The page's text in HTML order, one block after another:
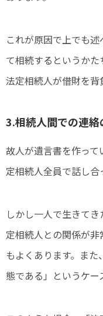
これが原因で上でも
て相続するというかた
法定相続人が借財を背
3.相続人間での連
故人が遺言書を作っ
定相続人全員で話し合
しかし一人で生きて
定相続人との関係が
もよくあります。ま
態である」というケー